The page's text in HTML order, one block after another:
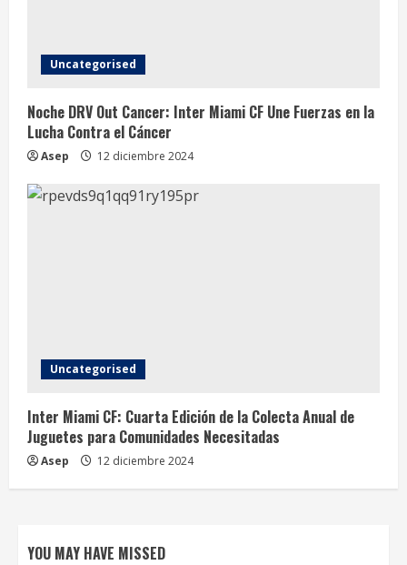
Uncategorised
Noche DRV Out Cancer: Inter Miami CF Une Fuerzas en la
Lucha Contra el Cáncer
Asep 12 diciembre 2024
Uncategorised
Inter Miami CF: Cuarta Edición de la Colecta Anual de
Juguetes para Comunidades Necesitadas
Asep 12 diciembre 2024
YOU MAY HAVE MISSED